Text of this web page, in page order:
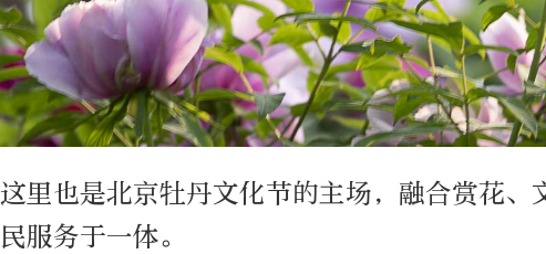
这里也是北京牡丹文化节的主场，融合赏花、
民服务于一体。